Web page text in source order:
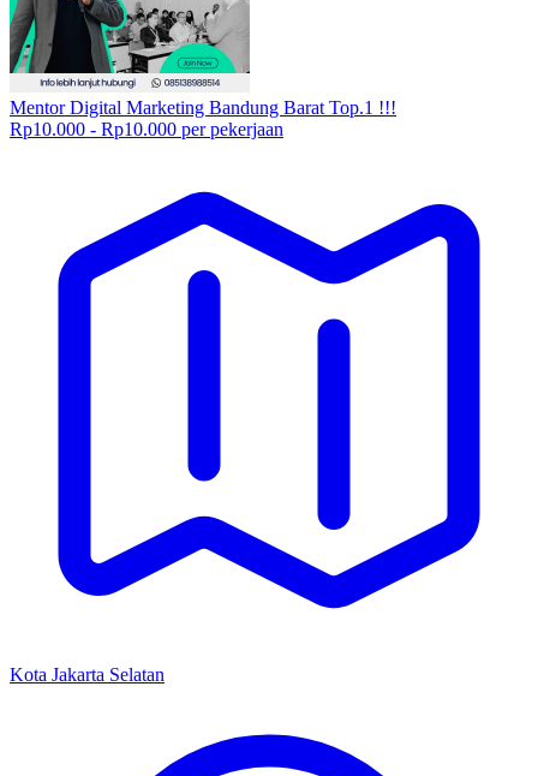
Mentor Digital Marketing Bandung Barat Top.1 !!!
Rp10.000 - Rp10.000 per pekerjaan
Kota Jakarta Selatan